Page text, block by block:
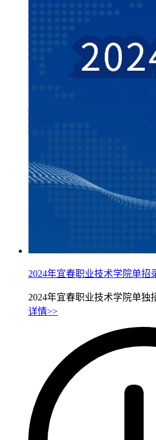
2024年宜春职业技术学院单招
2024年宜春职业技术学院单独
详情>>